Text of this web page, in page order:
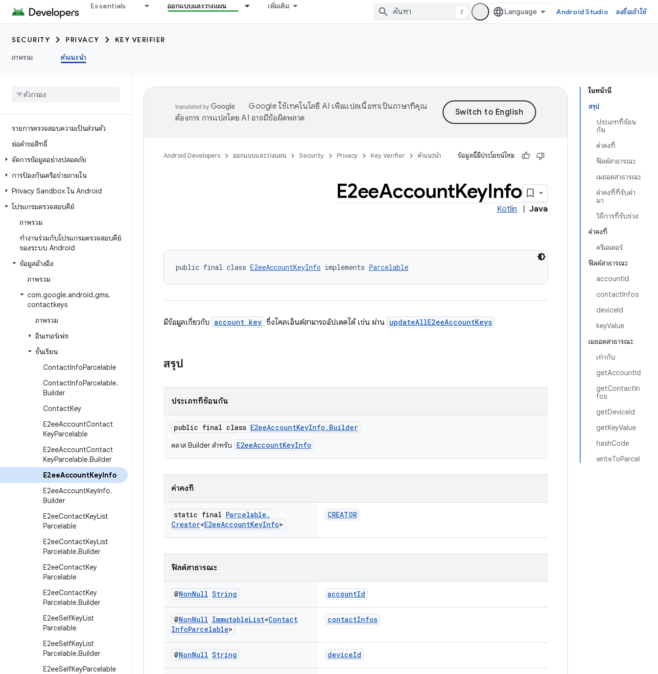
Essentials ออกแบบและวางแผน เพิ่มเติม
/ Android Studio ลงชื่อเข้าใช้
SECURITY PRIVACY
KEY VERIFIER
ภาพรวม
คำแนะนำ
รายการตรวจสอบความเป็นส่วนตัว
ย่อคำขอสิทธิ์
จัดการข้อมูลอย่างปลอดภัย
การป้องกันเครือข่ายภายใน
Privacy Sandbox ใน Android
โปรแกรมตรวจสอบคีย์
ภาพรวม
ทำงานร่วมกับโปรแกรมตรวจสอบคีย์
ของระบบ Android
ข้อมูลอ้างอิง
ภาพรวม
com.google.android.gms.
contactkeys
ภาพรวม
อินเทอร์เฟซ
ชั้นเรียน
ContactInfoParcelable
ContactInfoParcelable.
Builder
ContactKey
E2eeAccountContact
KeyParcelable
E2eeAccountContact
KeyParcelable.Builder
E2eeAccountKeyInfo
E2eeAccountKeyInfo.
Builder
E2eeContactKeyList
Parcelable
E2eeContactKeyList
Parcelable.Builder
E2eeContactKey
Parcelable
E2eeContactKey
Parcelable.Builder
E2eeSelfKeyList
Parcelable
E2eeSelfKeyList
Parcelable.Builder
E2eeSelfKeyParcelable
ในหน้านี้
สรุป
ประเภทที่ซ้อน
กัน
ค่าคงที่
ฟิลด์สาธารณะ
เมธอดสาธารณะ
ค่าคงที่ที่รับค่า
มา
วิธีการที่รับช่วง
ค่าคงที่
ครีเอเตอร์
ฟิลด์สาธารณะ
accountId
contactInfos
deviceId
keyValue
เมธอดสาธารณะ
เท่ากับ
getAccountId
getContactIn
fos
getDeviceId
getKeyValue
hashCode
writeToParcel
Google ใช้เทคโนโลยี AI เพื่อแปลเนื้อหาเป็นภาษาที่คุณ
ต้องการ การแปลโดย AI อาจมีข้อผิดพลาด
Android Developers ออกแบบและวางแผน Security Privacy Key Verifier คำแนะนำ ข้อมูลนี้มีประโยชน์ไหม
E2eeAccountKeyInfo
Kotlin Java
public final class E2eeAccountKeyInfo implements Parcelable
มีข้อมูลเกี่ยวกับ account key ซึ่งไคลเอ็นต์สามารถอัปเดตได้ เช่น ผ่าน updateAllE2eeAccountKeys
สรุป
ประเภทที่ซ้อนกัน
public final class E2eeAccountKeyInfo.Builder
คลาส Builder สำหรับ E2eeAccountKeyInfo
ค่าคงที่
static final Parcelable .
Creator<E2eeAccountKeyInfo>
CREATOR
ฟิลด์สาธารณะ
@NonNull String accountId
@NonNull ImmutableList<Contact
InfoParcelable>
contactInfos
@NonNull String deviceId